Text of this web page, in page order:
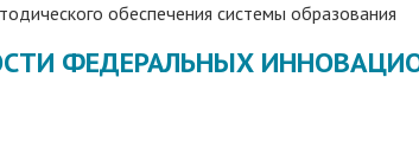
обеспечения системы образования
ФЕДЕРАЛЬНЫХ